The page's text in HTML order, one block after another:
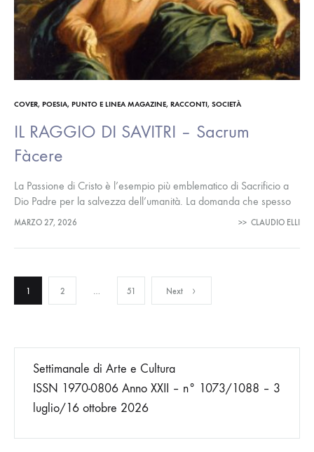
COVER, POESIA, PUNTO E LINEA MAGAZINE, RACCONTI, SOCIETÀ
IL RAGGIO DI SAVITRI – Sacrum
Fàcere
La Passione di Cristo è l’esempio più emblematico di Sacrificio a
Dio Padre per la salvezza dell’umanità. La domanda che spesso
non ci si pone è che cosa possa generare…
MARZO 27, 2026 >> CLAUDIO ELLI
Paginazione
degli
articoli
1 2 … 51 Next
Settimanale di Arte e Cultura
ISSN 1970-0806 Anno XXII – n° 1073/1088 – 3
luglio/16 ottobre 2026